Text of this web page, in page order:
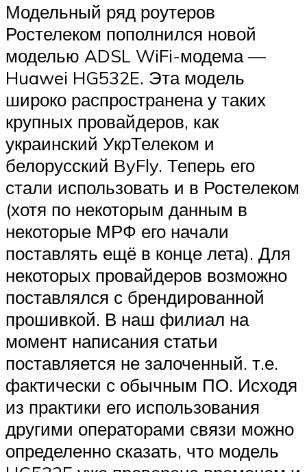
Модельный ряд роутеров
Ростелеком пополнился новой
моделью ADSL WiFi-модема —
Huawei HG532E. Эта модель
широко распространена у таких
крупных провайдеров, как
украинский УкрТелеком и
белорусский ByFly. Теперь его
стали использовать и в Ростелеком
(хотя по некоторым данным в
некоторые МРФ его начали
поставлять ещё в конце лета). Для
некоторых провайдеров возможно
поставлялся с брендированной
прошивкой. В наш филиал на
момент написания статьи
поставляется не залоченный. т.е.
фактически с обычным ПО. Исходя
из практики его использования
другими операторами связи можно
определенно сказать, что модель